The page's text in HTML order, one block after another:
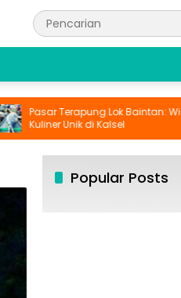
Pasar Terapung Lok Baintan: Wisata
Kuliner Unik di Kalsel
Popular Posts